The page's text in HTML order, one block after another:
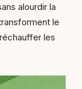
alourdir la
le
les